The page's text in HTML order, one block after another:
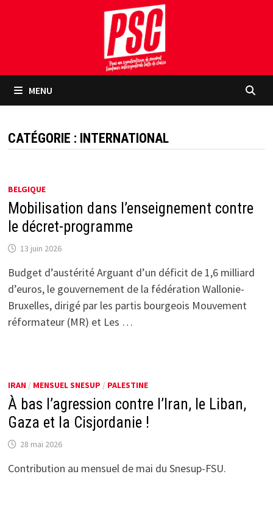
MENU
CATÉGORIE : INTERNATIONAL
BELGIQUE
Mobilisation dans l’enseignement contre
le décret-programme
13 juin 2026
Budget d’austérité Arguant d’un déficit de 1,6 milliard
d’euros, le gouvernement de la fédération Wallonie-
Bruxelles, dirigé par les partis bourgeois Mouvement
réformateur (MR) et Les …
IRAN/ MENSUEL SNESUP / PALESTINE
À bas l’agression contre l’Iran, le Liban,
Gaza et la Cisjordanie !
28 mai 2026
Contribution au mensuel de mai du Snesup-FSU.